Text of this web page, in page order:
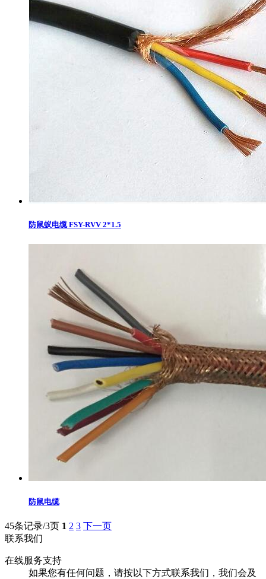
防鼠蚁电缆 FSY-RVV 2*1.5
防鼠电缆
45条记录/3页 1 2 3 下一页
联系我们
在线服务支持
如果您有任何问题，请按以下方式联系我们，我们会及